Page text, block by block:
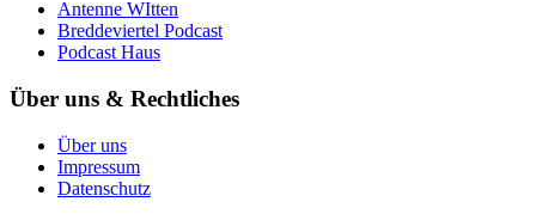
Antenne WItten
Breddeviertel Podcast
Podcast Haus
Über uns & Rechtliches
Über uns
Impressum
Datenschutz